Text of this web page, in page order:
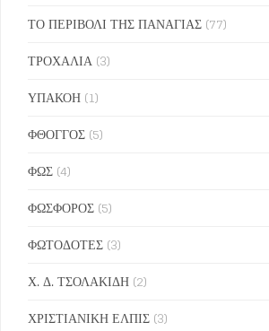
ΤΟ ΠΕΡΙΒΟΛΙ ΤΗΣ ΠΑΝΑΓΙΑΣ (77)
ΤΡΟΧΑΛΙΑ (3)
ΥΠΑΚΟΗ (1)
ΦΘΟΓΓΟΣ (5)
ΦΩΣ (4)
ΦΩΣΦΟΡΟΣ (5)
ΦΩΤΟΔΟΤΕΣ (3)
Χ. Δ. ΤΣΟΛΑΚΙΔΗ (2)
ΧΡΙΣΤΙΑΝΙΚΗ ΕΛΠΙΣ (3)